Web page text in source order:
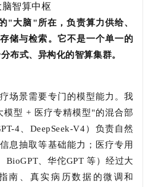
智算中枢
"大脑"所在，负责算力供给、
储与检索。它不是一个单一的
布式、异构化的智算集群。
场景需要专门的模型能力。我
型 + 医疗专精模型"的混合部
4、DeepSeek-V4）负责自然
息抽取等基础能力；医疗专用
BioGPT、华佗GPT 等）经过大
南、真实病历数据的微调和